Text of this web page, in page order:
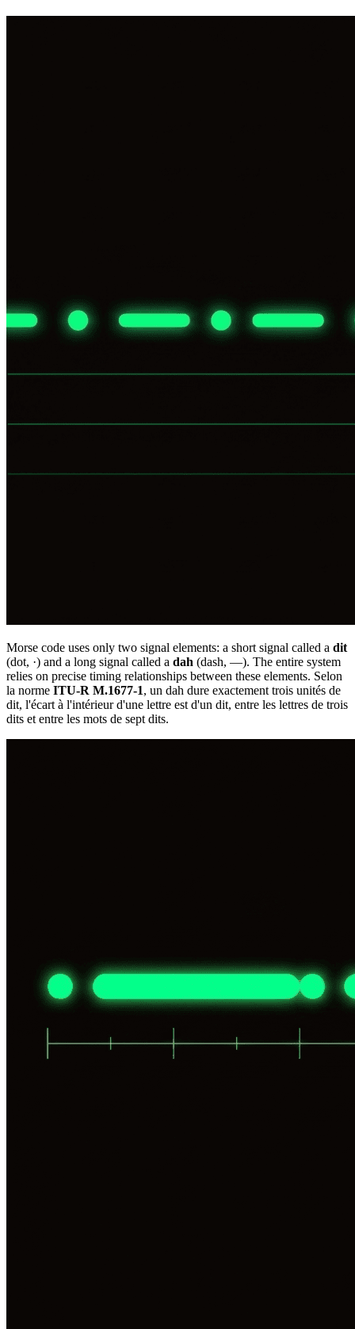
Morse code uses only two signal elements: a short signal called a dit
(dot, ·) and a long signal called a dah (dash, —). The entire system
relies on precise timing relationships between these elements. Selon
la norme ITU-R M.1677-1, un dah dure exactement trois unités de
dit, l'écart à l'intérieur d'une lettre est d'un dit, entre les lettres de trois
dits et entre les mots de sept dits.